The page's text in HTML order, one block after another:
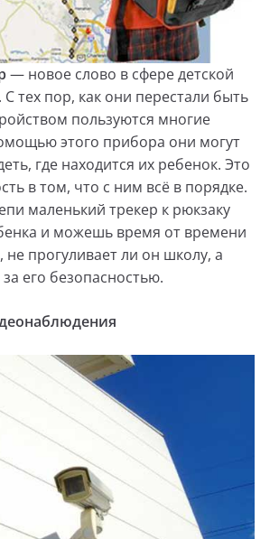
— новое слово в сфере детской
С тех пор, как они перестали быть
пользуются многие
этого прибора они могут
где находится их ребенок. Это
в том, что с ним всё в порядке.
маленький трекер к рюкзаку
и можешь время от времени
не прогуливает ли он школу, а
его безопасностью.